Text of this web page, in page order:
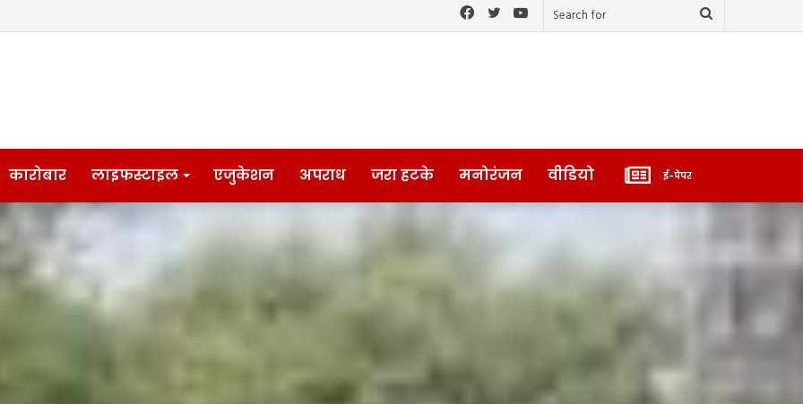
Search
YouTube
Twitter
Facebook
कारोबार लाइफस्टाइल एजुकेशन अपराध जरा हटके मनोरंजन वीडियो ई-
ई-पेपर